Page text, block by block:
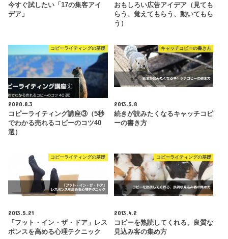
今すぐ試したい「17の集客アイ
デア」
おもしろい広告アイデア（見ても
らう、覚えてもらう、動いてもら
う）
コピーライティングの基礎
2020.8.3
コピーライティング講座③（5秒
でわかる売れるコピーのコツ40
選）
キャッチコピーの書き方
2013.5.8
続きが読みたくなるキャッチコピ
ーの書き方
コピーライティングの基礎
2013.5.21
「フット・イン・ザ・ドア」レス
ポンスを高める心理テクニック
コピーライティングの基礎
2013.4.2
コピーを熟読してくれる、良質な
見込み客の集め方